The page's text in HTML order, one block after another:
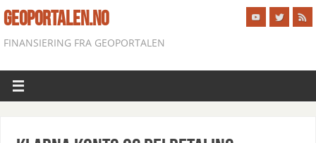
GEOPORTALEN.NO
FINANSIERING FRA GEOPORTALEN